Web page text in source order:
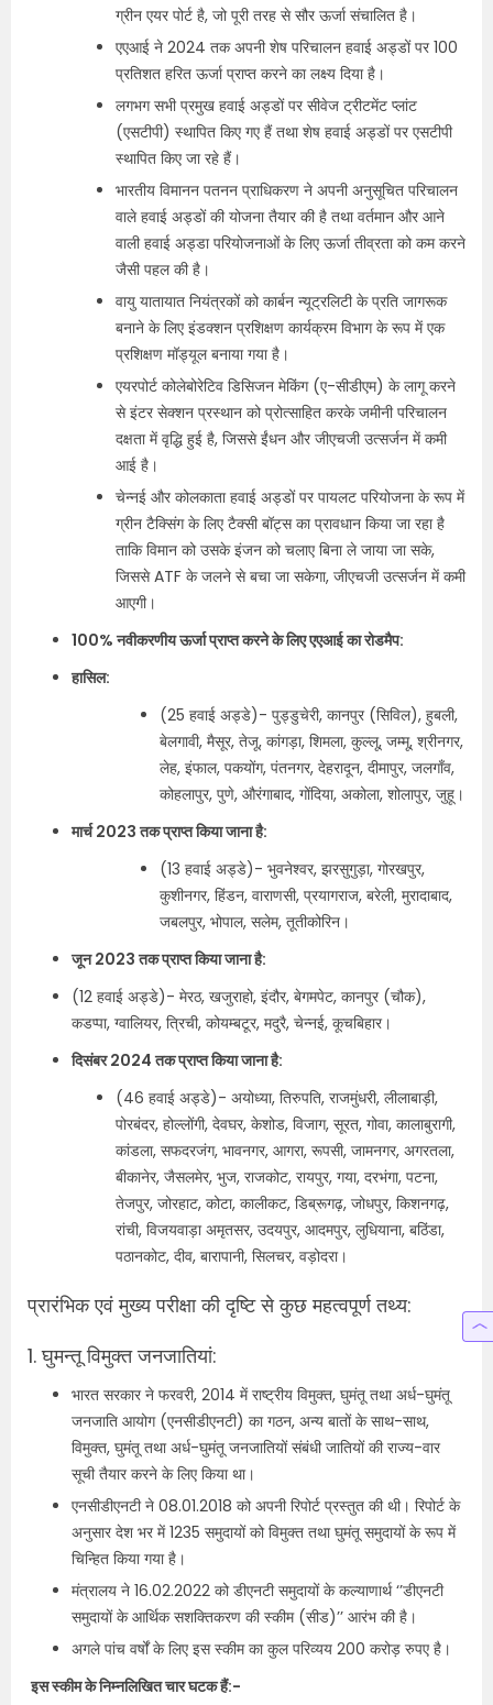
ग्रीन एयर पोर्ट है, जो पूरी तरह से सौर ऊर्जा संचालित है।
एएआई ने 2024 तक अपनी शेष परिचालन हवाई अड्डों पर 100
प्रतिशत हरित ऊर्जा प्राप्त करने का लक्ष्य दिया है।
लगभग सभी प्रमुख हवाई अड्डों पर सीवेज ट्रीटमेंट प्लांट
(एसटीपी) स्थापित किए गए हैं तथा शेष हवाई अड्डों पर एसटीपी
स्थापित किए जा रहे हैं।
भारतीय विमानन पतनन प्राधिकरण ने अपनी अनुसूचित परिचालन
वाले हवाई अड्डों की योजना तैयार की है तथा वर्तमान और आने
वाली हवाई अड्डा परियोजनाओं के लिए ऊर्जा तीव्रता को कम करने
जैसी पहल की है।
वायु यातायात नियंत्रकों को कार्बन न्यूट्रलिटी के प्रति जागरूक
बनाने के लिए इंडक्शन प्रशिक्षण कार्यक्रम विभाग के रूप में एक
प्रशिक्षण मॉड्यूल बनाया गया है।
एयरपोर्ट कोलेबोरेटिव डिसिजन मेकिंग (ए-सीडीएम) के लागू करने
से इंटर सेक्शन प्रस्थान को प्रोत्साहित करके जमीनी परिचालन
दक्षता में वृद्धि हुई है, जिससे ईंधन और जीएचजी उत्सर्जन में कमी
आई है।
चेन्नई और कोलकाता हवाई अड्डों पर पायलट परियोजना के रूप में
ग्रीन टैक्सिंग के लिए टैक्सी बॉट्स का प्रावधान किया जा रहा है
ताकि विमान को उसके इंजन को चलाए बिना ले जाया जा सके,
जिससे ATF के जलने से बचा जा सकेगा, जीएचजी उत्सर्जन में कमी
आएगी।
100% नवीकरणीय ऊर्जा प्राप्त करने के लिए एएआई का रोडमैप:
हासिल:
(25 हवाई अड्डे)- पुड्डुचेरी, कानपुर (सिविल), हुबली,
बेलगावी, मैसूर, तेजू, कांगड़ा, शिमला, कुल्लू, जम्मू, श्रीनगर,
लेह, इंफाल, पकयोंग, पंतनगर, देहरादून, दीमापुर, जलगाँव,
कोहलापुर, पुणे, औरंगाबाद, गोंदिया, अकोला, शोलापुर, जुहू।
मार्च 2023 तक प्राप्त किया जाना है:
(13 हवाई अड्डे)- भुवनेश्वर, झरसुगुड़ा, गोरखपुर,
कुशीनगर, हिंडन, वाराणसी, प्रयागराज, बरेली, मुरादाबाद,
जबलपुर, भोपाल, सलेम, तूतीकोरिन।
जून 2023 तक प्राप्त किया जाना है:
(12 हवाई अड्डे)- मेरठ, खजुराहो, इंदौर, बेगमपेट, कानपुर (चौक),
कडप्पा, ग्वालियर, त्रिची, कोयम्बटूर, मदुरै, चेन्नई, कूचबिहार।
दिसंबर 2024 तक प्राप्त किया जाना है:
(46 हवाई अड्डे)- अयोध्या, तिरुपति, राजमुंधरी, लीलाबाड़ी,
पोरबंदर, होल्लोंगी, देवघर, केशोड, विजाग, सूरत, गोवा, कालाबुरागी,
कांडला, सफदरजंग, भावनगर, आगरा, रूपसी, जामनगर, अगरतला,
बीकानेर, जैसलमेर, भुज, राजकोट, रायपुर, गया, दरभंगा, पटना,
तेजपुर, जोरहाट, कोटा, कालीकट, डिब्रूगढ़, जोधपुर, किशनगढ़,
रांची, विजयवाड़ा अमृतसर, उदयपुर, आदमपुर, लुधियाना, बठिंडा,
पठानकोट, दीव, बारापानी, सिलचर, वड़ोदरा।
प्रारंभिक एवं मुख्य परीक्षा की दृष्टि से कुछ महत्वपूर्ण तथ्य:
1. घुमन्‍तू विमुक्‍त जनजातियां:
भारत सरकार ने फरवरी, 2014 में राष्‍ट्रीय विमुक्‍त, घुमंतू तथा अर्ध-घुमंतू
जनजाति आयोग (एनसीडीएनटी) का गठन, अन्‍य बातों के साथ-साथ,
विमुक्‍त, घुमंतू तथा अर्ध-घुमंतू जनजातियों संबंधी जातियों की राज्‍य-वार
सूची तैयार करने के लिए किया था।
एनसीडीएनटी ने 08.01.2018 को अपनी रिपोर्ट प्रस्‍तुत की थी। रिपोर्ट के
अनुसार देश भर में 1235 समुदायों को विमुक्‍त तथा घुमंतू समुदायों के रूप में
चिन्हित किया गया है।
मंत्रालय ने 16.02.2022 को डीएनटी समुदायों के कल्‍याणार्थ ‘’डीएनटी
समुदायों के आर्थिक सशक्तिकरण की स्‍कीम (सीड)’’ आरंभ की है।
अगले पांच वर्षों के लिए इस स्‍कीम का कुल परिव्‍यय 200 करोड़ रुपए है।
इस स्‍कीम के निम्‍नलिखित चार घटक हैं:-